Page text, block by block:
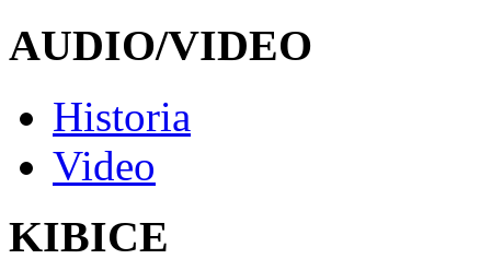
AUDIO/VIDEO
Historia
Video
KIBICE